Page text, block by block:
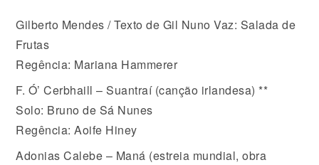
Gilberto Mendes / Texto de Gil Nuno Vaz: Salada de
Frutas
Regência: Mariana Hammerer
F. Ó’ Cerbhaill – Suantraí (canção irlandesa) **
Solo: Bruno de Sá Nunes
Regência: Aoife Hiney
Adonias Calebe – Maná (estreia mundial, obra